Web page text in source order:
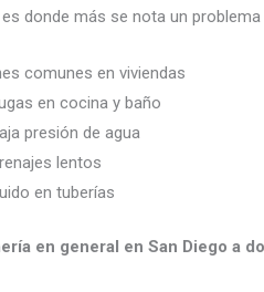
donde más se nota un
comunes en viviendas
en cocina y baño
presión de agua
lentos
en tuberías
en general en San Diego a